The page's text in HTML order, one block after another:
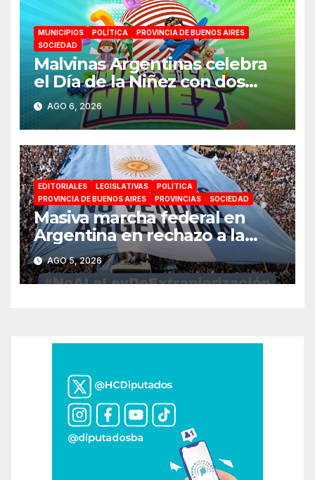
MUNICIPIOS POLÍTICA
PROVINCIA DE BUENOS AIRES
SOCIEDAD
Malvinas Argentinas celebra
el Día de la Niñez con dos
jornadas de juegos,
espectáculos y actividades
para toda la familia
AGO 6, 2026
EDITORIALES LEGISLATIVAS
POLÍTICA
PROVINCIA DE BUENOS AIRES
PROVINCIAS SOCIEDAD
Masiva marcha federal en
Argentina en rechazo a la
reforma de la Ley de Tierras
impulsada por Milei: «La
soberanía no se negocia»
AGO 5, 2026